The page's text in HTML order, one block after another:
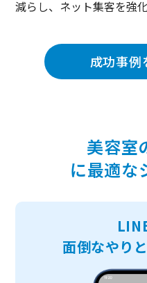
減らし、ネット集客を強化
成功事例
美容室
に最適な
面倒なやり